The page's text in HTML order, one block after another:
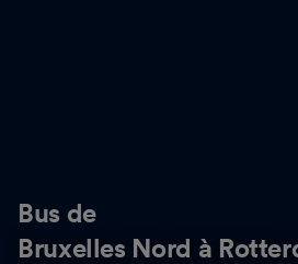
Bus de
Bruxelles Nord à